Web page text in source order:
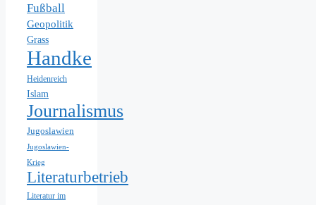
Fußball
Geopolitik
Grass
Handke
Heidenreich
Islam
Journalismus
Jugoslawien
Jugoslawien-
Krieg
Literaturbetrieb
Literatur im